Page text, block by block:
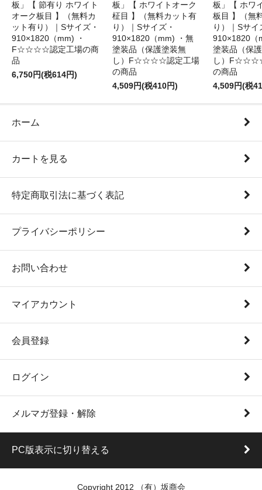
板」【 節有り ホワイト
オーク板目 】（無料カ
ット有り）｜Sサイズ・
910×1820（mm) ・
F☆☆☆☆認定工場の商
品
6,750円(税614円)
板」【 ホワイトオーク
柾目 】（無料カット有
り）｜Sサイズ・
910×1820（mm) ・無
塗装品（保護塗装無
し）F☆☆☆☆認定工場
の商品
4,509円(税410円)
板」【 ホワ
板目 】（無
り）｜Sサイ
910×1820（
塗装品（保
し）
の商品
4,509円(税
ホーム
カートを見る
特定商取引法に基づく表記
プライバシーポリシー
お問い合わせ
マイアカウント
会員登録
ログイン
メルマガ登録・解除
PC版表示に切り替える
Copyright 2012 （有）坂商会